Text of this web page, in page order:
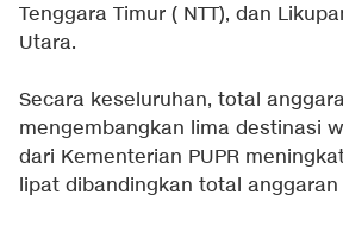
Tenggara Timur ( NTT), dan
Utara.
Secara keseluruhan, total
mengembangkan lima destinasi
dari Kementerian PUPR
lipat dibandingkan total anggaran